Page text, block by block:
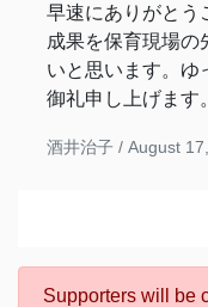
早速にありがとう
成果を保育現場の
いと思います。ゆ
御礼申し上げます。
酒井治子 / August
Supporters will be